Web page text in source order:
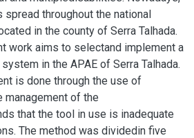
spread throughout the national
in the county of Serra Talhada.
work aims to selectand implement a
in the APAE of Serra Talhada.
is done through the use of
management of the
that the tool in use is inadequate
The method was dividedin five